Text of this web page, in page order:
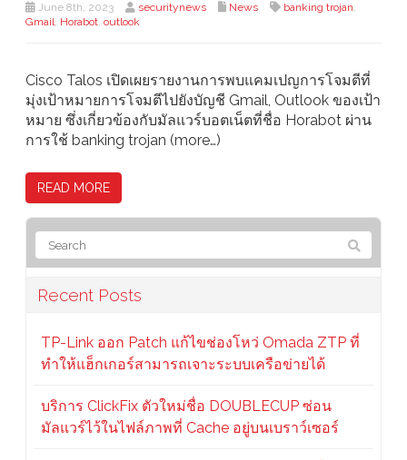
June 8th, 2023 securitynews News banking trojan,
Gmail, Horabot, outlook
Cisco Talos เปิดเผยรายงานการพบแคมเปญการโจมตีที่
มุ่งเป้าหมายการโจมตีไปยังบัญชี Gmail, Outlook ของเป้า
หมาย ซึ่งเกี่ยวข้องกับมัลแวร์บอตเน็ตที่ชื่อ Horabot ผ่าน
การใช้ banking trojan (more…)
READ MORE
Recent Posts
TP-Link ออก Patch แก้ไขช่องโหว่ Omada ZTP ที่
ทำให้แฮ็กเกอร์สามารถเจาะระบบเครือข่ายได้
บริการ ClickFix ตัวใหม่ชื่อ DOUBLECUP ซ่อน
มัลแวร์ไว้ในไฟล์ภาพที่ Cache อยู่บนเบราว์เซอร์